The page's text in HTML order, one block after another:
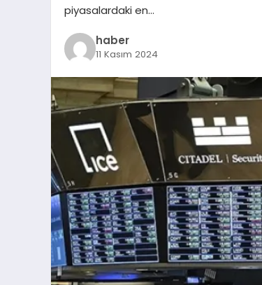
piyasalardaki en…
haber
11 Kasım 2024